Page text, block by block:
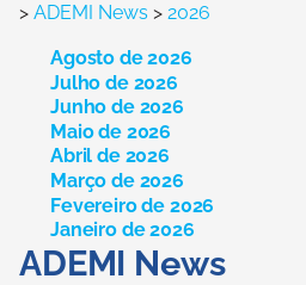
> ADEMI News > 2026
Agosto de 2026
Julho de 2026
Junho de 2026
Maio de 2026
Abril de 2026
Março de 2026
Fevereiro de 2026
Janeiro de 2026
ADEMI News